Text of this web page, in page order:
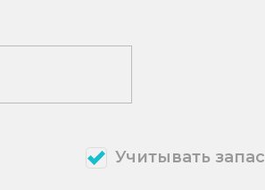
Учитывать запас